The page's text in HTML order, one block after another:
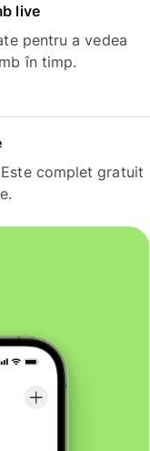
live
pentru a vedea
în timp.
complet gratuit